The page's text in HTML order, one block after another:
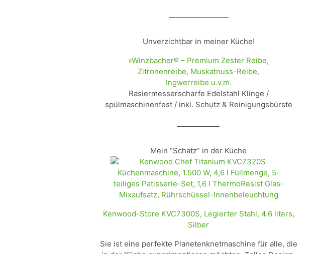
Unverzichtbar in meiner Küche!
»Winzbacher® – Premium Zester Reibe,
Zitronenreibe, Muskatnuss-Reibe,
Ingwerreibe u.v.m.
Rasiermesserscharfe Edelstahl Klinge /
spülmaschinenfest / inkl. Schụtz & Reinigungsbürste
Mein “Schatz” in der Küche
Kenwood-Store KVC7300S, Legierter Stahl, 4.6 liters,
Silber
Sie ist eine perfekte Planetenknetmaschine für alle, die